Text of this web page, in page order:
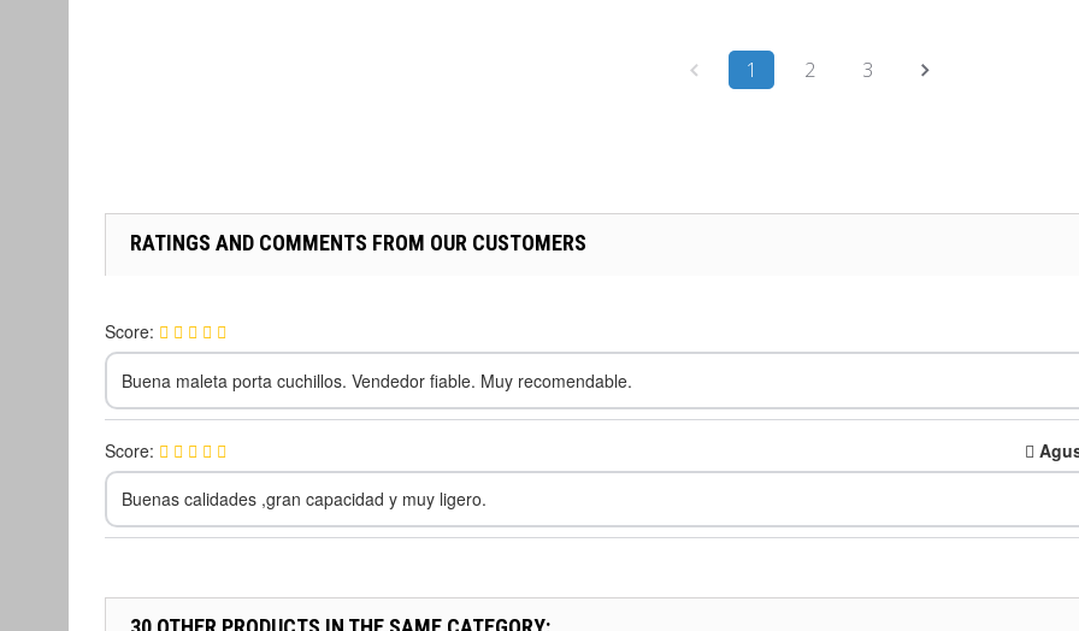
1 2 3
RATINGS AND COMMENTS FROM OUR CUSTOMERS
Score:
Buena maleta porta cuchillos. Vendedor fiable. Muy recomendable.
Score:
Buenas calidades ,gran capacidad y muy ligero.